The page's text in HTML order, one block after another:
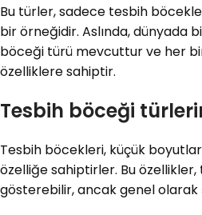
Bu türler, sadece tesbih
bir örneğidir. Aslında, dünyada
böceği türü mevcuttur ve her
özelliklere sahiptir.
Tesbih böceği
Tesbih böcekleri, küçük
özelliğe sahiptirler. Bu özellikler,
gösterebilir, ancak genel olarak